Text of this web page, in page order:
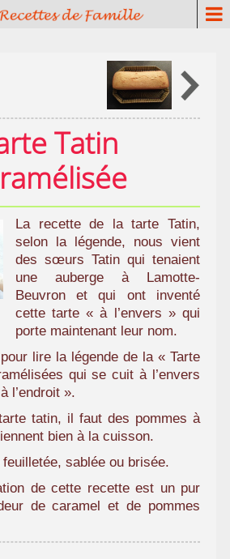
Tatin
La recette de la tarte Tatin,
selon la légende, nous vient
des sœurs Tatin qui tenaient
une auberge à Lamotte-
Beuvron et qui ont inventé
cette tarte « à l’envers » qui
porte maintenant leur nom.
pour lire la légende de la « Tarte
qui se cuit à l’envers
l’endroit ».
tatin, il faut des pommes à
bien à la cuisson.
sablée ou brisée.
de cette recette est un pur
de caramel et de pommes